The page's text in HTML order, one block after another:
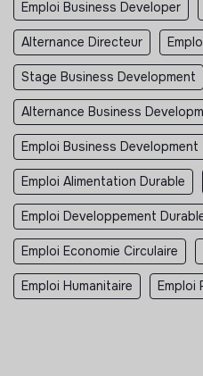
Emploi Business Developer
Alternance Directeur
Stage Business Development
Alternance Business
Emploi Business Development
Emploi Alimentation Durable
Emploi Developpement
Emploi Economie Circulaire
Emploi Humanitaire Emploi